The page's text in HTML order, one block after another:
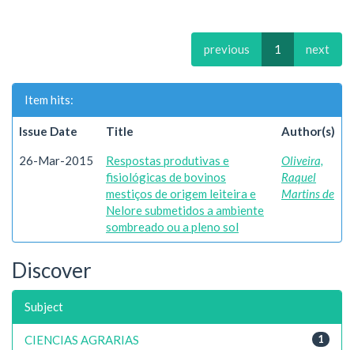
previous 1 next
Item hits:
Issue Date Title Author(s)
26-Mar-2015
Respostas produtivas e
fisiológicas de bovinos
mestiços de origem leiteira e
Nelore submetidos a ambiente
sombreado ou a pleno sol
Oliveira,
Raquel
Martins de
Discover
Subject
1
CIENCIAS AGRARIAS